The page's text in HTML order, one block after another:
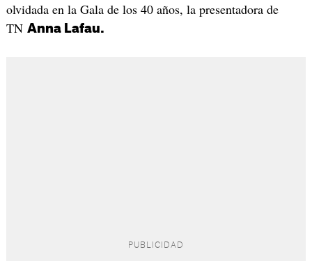
olvidada en la Gala de los 40 años, la presentadora de
TN Anna Lafau.